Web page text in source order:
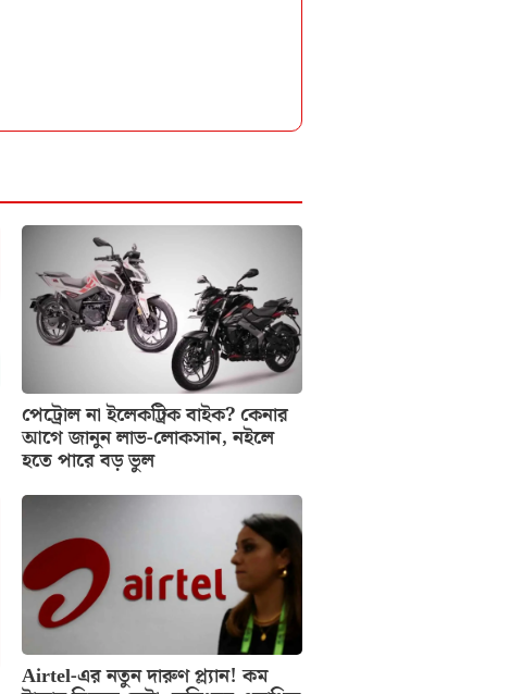
পেট্রোল না ইলেকট্রিক বাইক? কেনার
আগে জানুন লাভ-লোকসান, নইলে
হতে পারে বড় ভুল
Airtel-এর নতুন দারুণ প্ল্যান! কম